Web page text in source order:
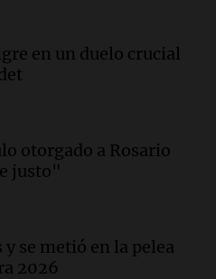
tránsito en el primer
a nivel
tiene muchas
muere tras volcar
Famagüeya
en un duelo crucial
otorgado a Rosario
justo"
se metió en la pelea
2026